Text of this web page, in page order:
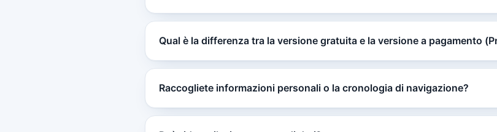
Qual è la differenza tra la versione gratuita e la versione a pagamento
Raccogliete informazioni personali o la cronologia di navigazione?